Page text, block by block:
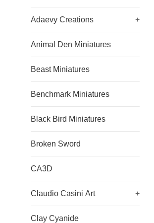
Adaevy Creations +
Animal Den Miniatures
Beast Miniatures
Benchmark Miniatures
Black Bird Miniatures
Broken Sword
CA3D
Claudio Casini Art +
Clay Cyanide